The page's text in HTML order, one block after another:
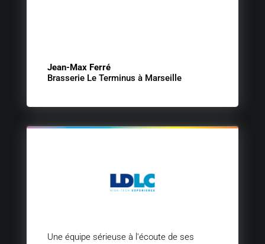
Jean-Max Ferré
Brasserie Le Terminus à Marseille
Une équipe sérieuse à l'écoute de ses